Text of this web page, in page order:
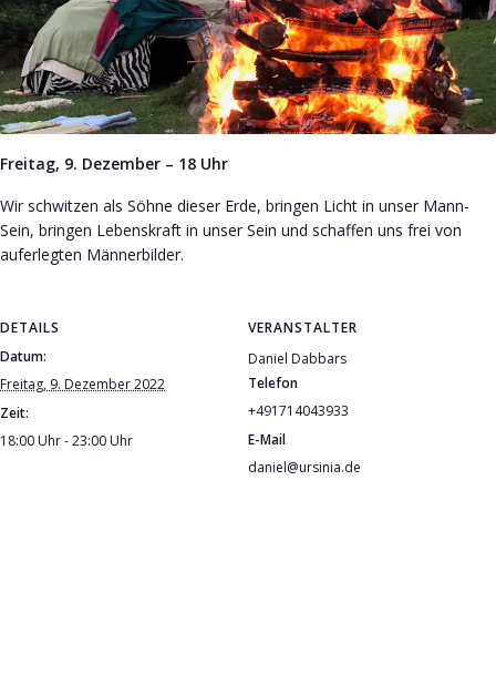
Freitag, 9. Dezember – 18 Uhr
Wir schwitzen als Söhne dieser Erde, bringen Licht in unser Mann-
Sein, bringen Lebenskraft in unser Sein und schaffen uns frei von
auferlegten Männerbilder.
DETAILS
Datum:
Freitag, 9. Dezember 2022
Zeit:
18:00 Uhr - 23:00 Uhr
VERANSTALTER
Daniel Dabbars
Telefon
+491714043933
E-Mail
daniel@ursinia.de